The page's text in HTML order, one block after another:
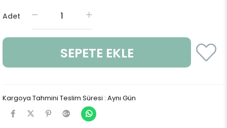
Adet
Kargoya Tahmini Teslim Süresi : Aynı Gün